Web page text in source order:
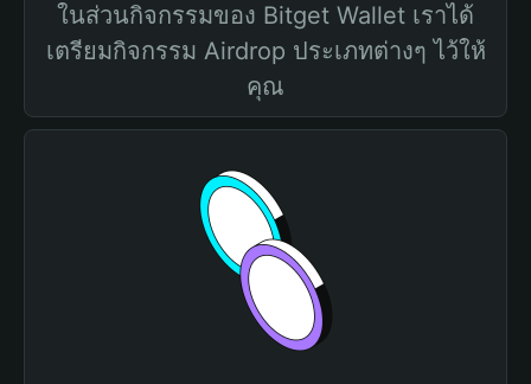
ในส่วนกิจกรรมของ Bitget Wallet เราได้
เตรียมกิจกรรม Airdrop ประเภทต่างๆ ไว้ให้
คุณ